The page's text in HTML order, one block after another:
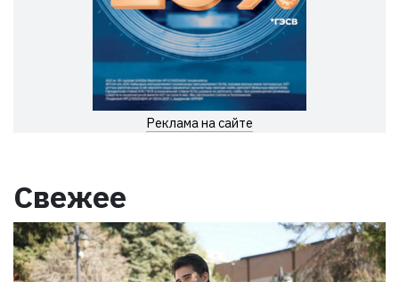
Реклама на сайте
Свежее